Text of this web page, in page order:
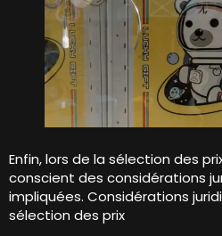
Enfin, lors de la sélection des
conscient des considérations
impliquées. Considérations
sélection des prix